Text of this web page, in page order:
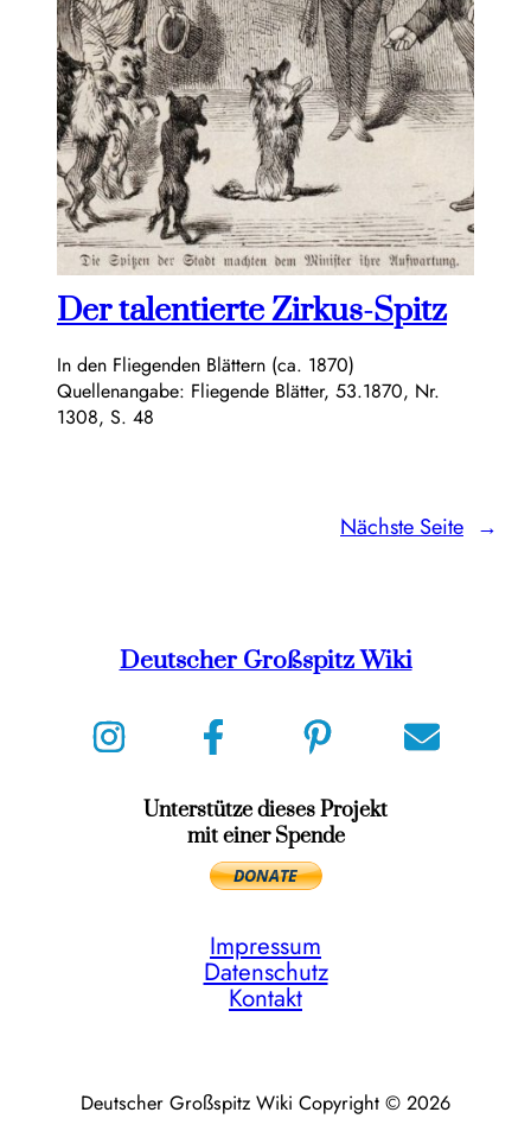
Der talentierte Zirkus-Spitz
In den Fliegenden Blättern (ca. 1870)
Quellenangabe: Fliegende Blätter, 53.1870, Nr.
1308, S. 48
Nächste Seite →
Deutscher Großspitz Wiki
Unterstütze dieses Projekt
mit einer Spende
Impressum
Datenschutz
Kontakt
Deutscher Großspitz Wiki Copyright © 2026